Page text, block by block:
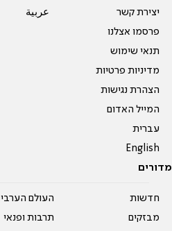
יצירת קשר
פרסמו אצלנו
תנאי שימוש
מדיניות פרטיות
הצהרת נגישות
המייל האדום
עברית
English
عربية
מדורים
חדשות
מבזקים
העולם הערבי
תרבות ופנאי